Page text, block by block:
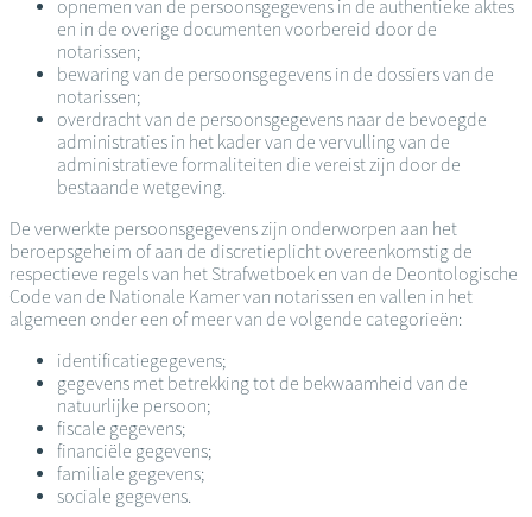
opnemen van de persoonsgegevens in de authentieke aktes
en in de overige documenten voorbereid door de
notarissen;
bewaring van de persoonsgegevens in de dossiers van de
notarissen;
overdracht van de persoonsgegevens naar de bevoegde
administraties in het kader van de vervulling van de
administratieve formaliteiten die vereist zijn door de
bestaande wetgeving.
De verwerkte persoonsgegevens zijn onderworpen aan het
beroepsgeheim of aan de discretieplicht overeenkomstig de
respectieve regels van het Strafwetboek en van de Deontologische
Code van de Nationale Kamer van notarissen en vallen in het
algemeen onder een of meer van de volgende categorieën:
identificatiegegevens;
gegevens met betrekking tot de bekwaamheid van de
natuurlijke persoon;
fiscale gegevens;
financiële gegevens;
familiale gegevens;
sociale gegevens.